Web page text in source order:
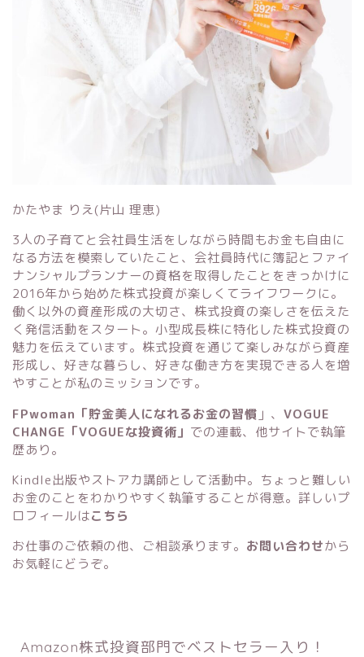
かたやま りえ(片山 理恵)
3人の子育てと会社員生活をしながら時間もお金も自由に
なる方法を模索していたこと、会社員時代に簿記とファイ
ナンシャルプランナーの資格を取得したことをきっかけに
2016年から始めた株式投資が楽しくてライフワークに。
働く以外の資産形成の大切さ、株式投資の楽しさを伝えた
く発信活動をスタート。小型成長株に特化した株式投資の
魅力を伝えています。株式投資を通じて楽しみながら資産
形成し、好きな暮らし、好きな働き方を実現できる人を増
やすことが私のミッションです。
FPwoman「貯金美人になれるお金の習慣 」 、 VOGUE
CHANGE「VOGUEな投資術」 での連載、他サイトで執筆
歴あり。
Kindle出版やストアカ講師として活動中。ちょっと難しい
お金のことをわかりやすく執筆することが得意。詳しいプ
ロフィールはこちら
お仕事のご依頼の他、ご相談承ります。 お問い合わせから
お気軽にどうぞ。
Amazon株式投資部門でベストセラー入り！